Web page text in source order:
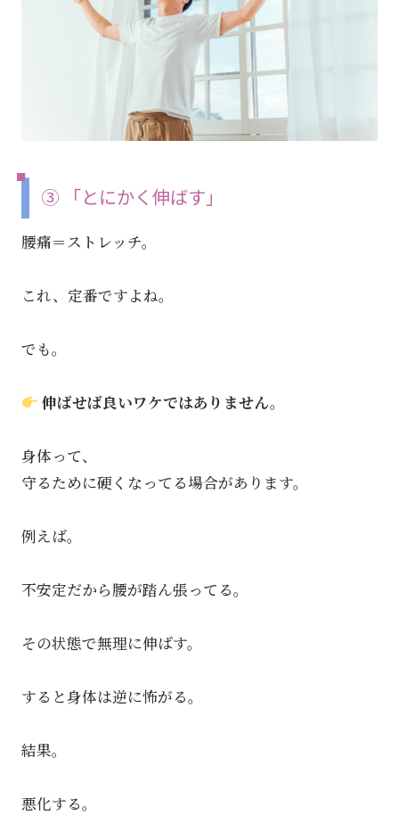
③ 「とにかく伸ばす」
腰痛＝ストレッチ。
これ、定番ですよね。
でも。
伸ばせば良いワケではありません。
身体って、
守るために硬くなってる場合があります。
例えば。
不安定だから腰が踏ん張ってる。
その状態で無理に伸ばす。
すると身体は逆に怖がる。
結果。
悪化する。